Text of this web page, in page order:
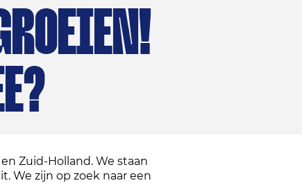
Zuid-Holland. We staan
We zijn op zoek naar een